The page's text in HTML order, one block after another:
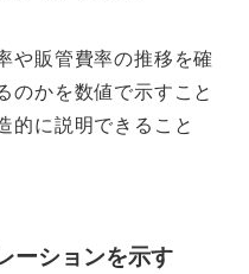
や販管費率の推移を確
のかを数値で示すこと
的に説明できること
ーションを示す